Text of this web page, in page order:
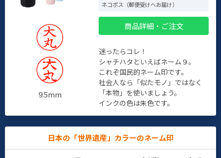
9.5mm
ネコポス（郵便受けへお届け）
商品詳細・ご注文
迷ったらコレ！
シャチハタといえばネーム９。
これぞ国民的ネーム印です。
社会人なら「似たモノ」ではなく
「本物」を使いましょう。
インクの色は朱色です。
日本の「世界遺産」カラーのネーム印